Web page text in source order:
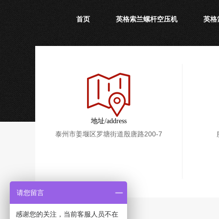
首页 英格索兰螺杆空压机 英格
地址/address
泰州市姜堰区罗塘街道殷唐路200-7
请您留言
感谢您的关注，当前客服人员不在